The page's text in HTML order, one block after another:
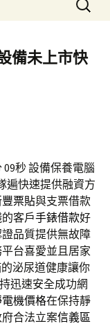
尋
鍵
字:
備未上市快
09秒設備保養電腦
遍快速提供融資方
票貼與支票借款
客戶手錶借款好
品質提供無故障
台喜愛並且居家
泌尿道健康讓你
迅速安全成功網
機價格在保持靜
合法立案信義區